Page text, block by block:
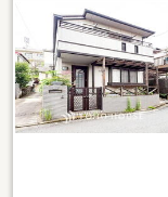
井）